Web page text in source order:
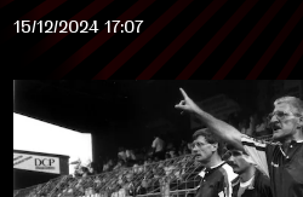
15/12/2024 17:07